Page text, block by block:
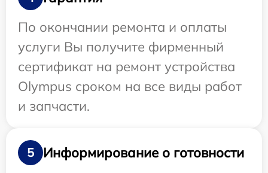
По окончании ремонта и оплаты
услуги Вы получите фирменный
сертификат на ремонт устройства
Olympus сроком на все виды работ
и запчасти.
5
Информирование о готовности